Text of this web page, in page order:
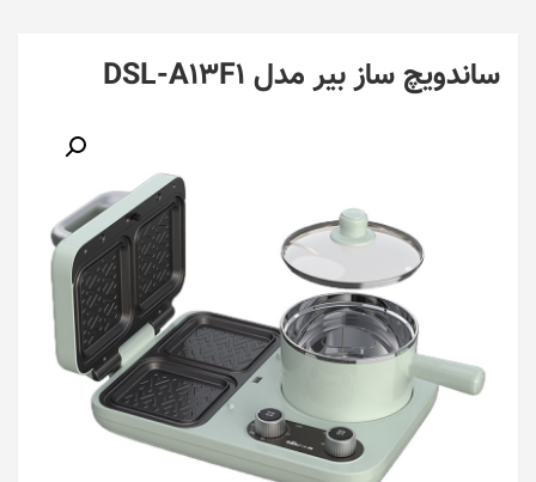
ساندویچ ساز بیر مدل DSL-A13F1